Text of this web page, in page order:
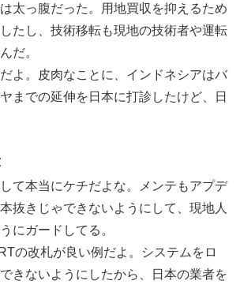
太っ腹だった。用地買収を抑えるため
たし、技術移転も現地の技術者や運転
だ。
よ。皮肉なことに、インドネシアはバ
までの延伸を日本に打診したけど、日
て本当にケチだよな。メンテもアプデ
抜きじゃできないようにして、現地人
にガードしてる。
の改札が良い例だよ。システムをロ
きないようにしたから、日本の業者を